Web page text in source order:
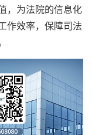
，为法院的信息化
作效率，保障司法